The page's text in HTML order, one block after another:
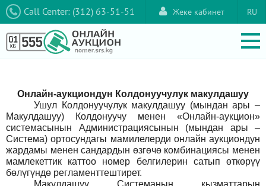
Call Center: (312) 63-51-51 RU
Жеке кабинет
Онлайн-аукциондун Колдонуучулук макулдашуу
Ушул Колдонуучулук макулдашуу (мындан ары –
Макулдашуу) Колдонуучу менен «Онлайн-аукцион»
системасынын Администрациясынын (мындан ары –
Система) ортосундагы мамилелерди онлайн аукциондун
жардамы менен сандардын өзгөчө комбинациясы менен
мамлекеттик каттоо номер белгилерин сатып өткөрүү
бөлүгүндө регламенттештирет.
Макулдашуу Системанын кызматтарын